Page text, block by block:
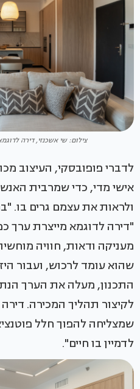
צילום: שי אשכנזי, דירה
לדברי פופובסקי, העיצוב
אישי מדי, כדי שמרבית
ולראות את עצמם גרים בו.
"דירה לדוגמא מייצרת ערך
מעניקה ודאות, חוויה
שהוא עומד לרכוש, ועבור
התכנון, מעלה את הערך
לקיצור תהליך המכירה.
שמצליחה להפוך חלל
לדמיין בו חיים".